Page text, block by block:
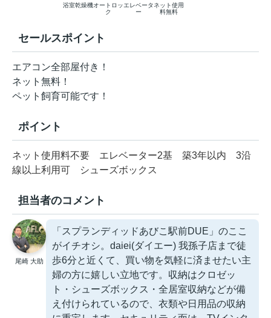
浴室乾燥機オートロッ
ク
エレベータ
ー
ネット使用
料無料
セールスポイント
エアコン全部屋付き！
ネット無料！
ペット飼育可能です！
ポイント
ネット使用料不要 エレベーター2基 築3年以内
3沿
線以上利用可
シューズボックス
担当者のコメント
尾崎 大助
「スプランディッドあびこ駅前DUE」のここ
がイチオシ。daiei(ダイエー) 我孫子店まで徒
歩6分と近くて、買い物を気軽に済ませたい主
婦の方に嬉しい立地です。収納はクロゼッ
ト・シューズボックス・全居室収納などが備
え付けられているので、衣類や日用品の収納